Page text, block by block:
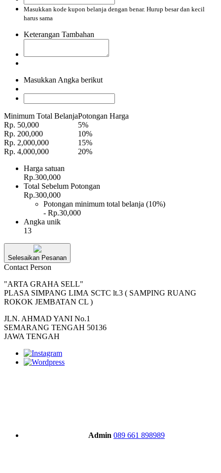
Masukkan kode kupon belanja dengan benar. Hurup besar dan kecil
harus sama
Keterangan Tambahan
Masukkan Angka berikut
Minimum Total BelanjaPotongan Harga
Rp. 50,000
5%
Rp. 200,000
10%
Rp. 2,000,000
15%
Rp. 4,000,000
20%
Harga satuan
Rp.300,000
Total Sebelum Potongan
Rp.300,000
Potongan minimum total belanja (10%)
- Rp.30,000
Angka unik
13
Selesaikan Pesanan
Contact Person
"ARTA GRAHA SELL"
PLASA SIMPANG LIMA SCTC lt.3 ( SAMPING RUANG
ROKOK JEMBATAN CL )
JLN. AHMAD YANI No.1
SEMARANG TENGAH 50136
JAWA TENGAH
Admin 089 661 898989